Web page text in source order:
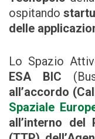
ospitando
delle
Lo Spazio
ESA BIC
all’accordo
Spaziale
all’interno del